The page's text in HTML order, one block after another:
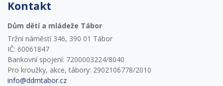
Kontakt
Dům dětí a mládeže Tábor
Tržní náměstí 346, 390 01 Tábor
IČ: 60061847
Bankovní spojení: 7200003224/8040
Pro kroužky, akce, tábory: 2902106778/2010
info@ddmtabor.cz